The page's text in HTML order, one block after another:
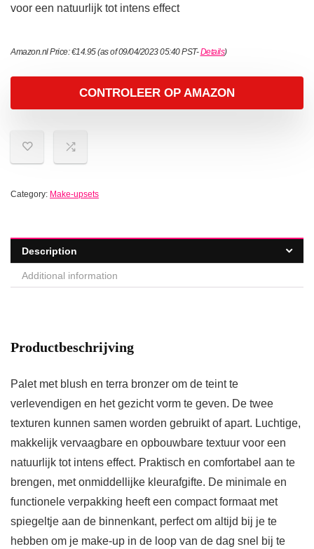
voor een natuurlijk tot intens effect
Amazon.nl Price:€14.95(as of 09/04/2023 05:40 PST-Details)
CONTROLEER OP AMAZON
Category: Make-upsets
Description
Additional information
Productbeschrijving
Palet met blush en terra bronzer om de teint te
verlevendigen en het gezicht vorm te geven. De twee
texturen kunnen samen worden gebruikt of apart. Luchtige,
makkelijk vervaagbare en opbouwbare textuur voor een
natuurlijk tot intens effect. Praktisch en comfortabel aan te
brengen, met onmiddellijke kleurafgifte. De minimale en
functionele verpakking heeft een compact formaat met
spiegeltje aan de binnenkant, perfect om altijd bij je te
hebben om je make-up in de loop van de dag snel bij te